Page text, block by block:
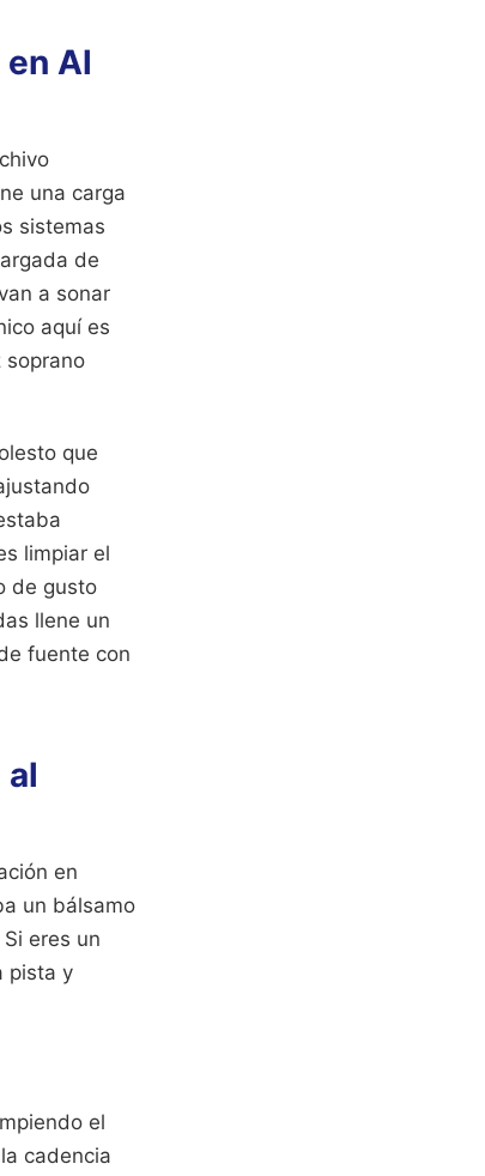
Al
una carga
sistemas
de
a sonar
aquí es
soprano
que
limpiar el
de gusto
llene un
fuente con
en
un bálsamo
eres un
pista y
el
cadencia